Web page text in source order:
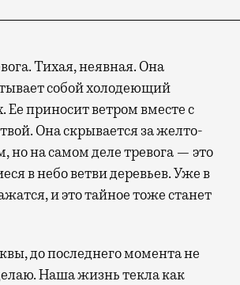
Тихая, неявная. Она
собой холодеющий
Ее приносит ветром вместе с
Она скрывается за желто-
но на самом деле тревога — это
в небо ветви деревьев. Уже в
и это тайное тоже станет
до последнего момента не
Наша жизнь текла как